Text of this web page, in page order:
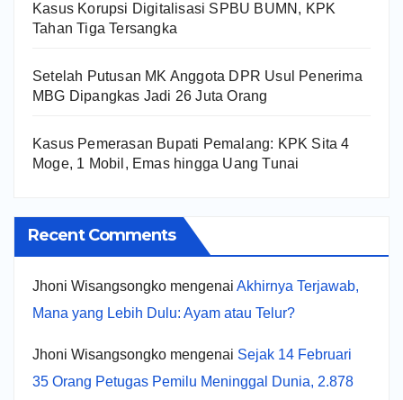
Kasus Korupsi Digitalisasi SPBU BUMN, KPK
Tahan Tiga Tersangka
Setelah Putusan MK Anggota DPR Usul Penerima
MBG Dipangkas Jadi 26 Juta Orang
Kasus Pemerasan Bupati Pemalang: KPK Sita 4
Moge, 1 Mobil, Emas hingga Uang Tunai
Recent Comments
Jhoni Wisangsongko mengenai Akhirnya Terjawab,
Mana yang Lebih Dulu: Ayam atau Telur?
Jhoni Wisangsongko mengenai Sejak 14 Februari
35 Orang Petugas Pemilu Meninggal Dunia, 2.878